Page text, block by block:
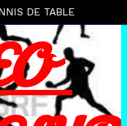
DE TABLE